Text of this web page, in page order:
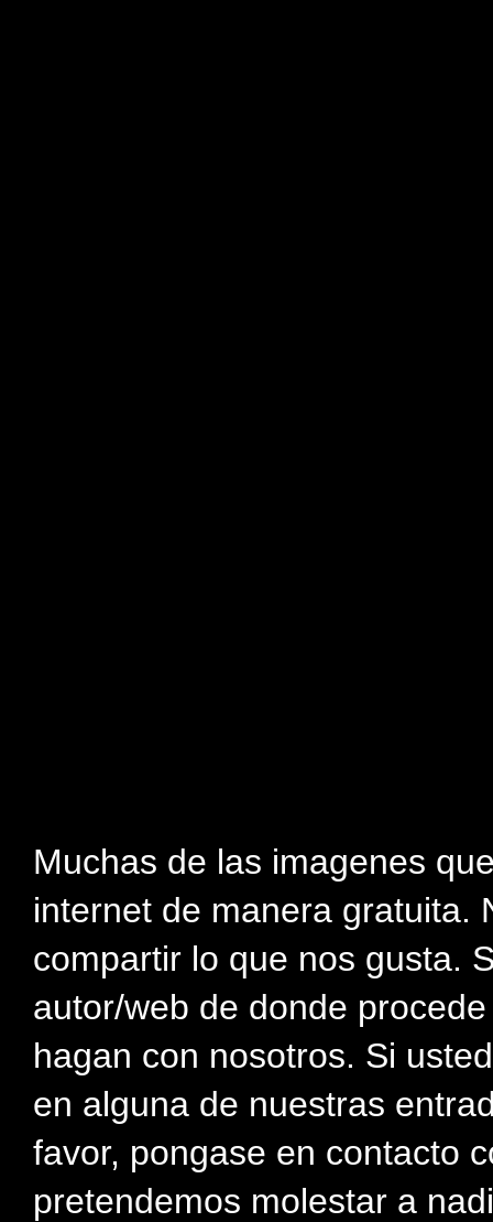
Muchas de las imagenes
internet de manera gratuita.
compartir lo que nos gusta.
autor/web de donde
hagan con nosotros. Si
en alguna de nuestras
favor, pongase en contacto
pretendemos molestar a